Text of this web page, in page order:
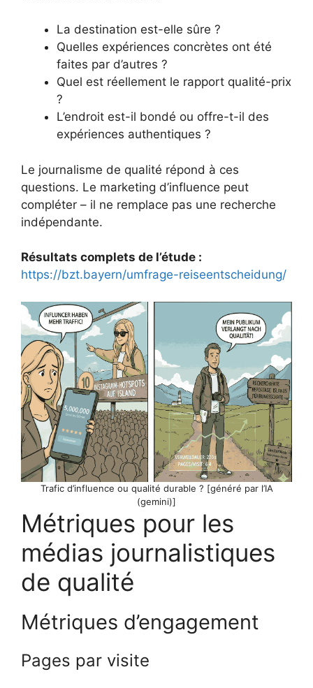
La destination est-elle sûre ?
Quelles expériences concrètes ont été
faites par d’autres ?
Quel est réellement le rapport qualité-prix
?
L’endroit est-il bondé ou offre-t-il des
expériences authentiques ?
Le journalisme de qualité répond à ces
questions. Le marketing d’influence peut
compléter – il ne remplace pas une recherche
indépendante.
Résultats complets de l’étude :
https://bzt.bayern/umfrage-reiseentscheidung/
Trafic d’influence ou qualité durable ? [généré par l’IA
(gemini)]
Métriques pour les
médias journalistiques
de qualité
Métriques d’engagement
Pages par visite